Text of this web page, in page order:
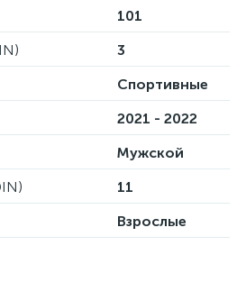
101
3
Спортивные
2021 - 2022
Мужской
11
Взрослые